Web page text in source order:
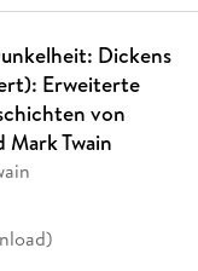
Dickens
Erweiterte
von
Mark Twain